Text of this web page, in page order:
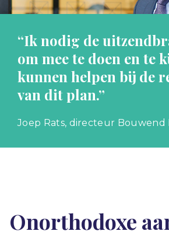
“Ik nodig de
om mee te doen en te
kunnen helpen bij de
van dit plan.”
Joep Rats, directeur Bouwend
Onorthodoxe